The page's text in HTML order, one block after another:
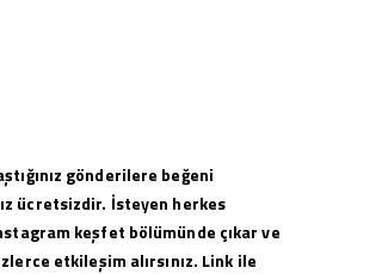
gönderilere beğeni
ücretsizdir. İsteyen herkes
keşfet bölümünde çıkar ve
etkileşim alırsınız. Link ile